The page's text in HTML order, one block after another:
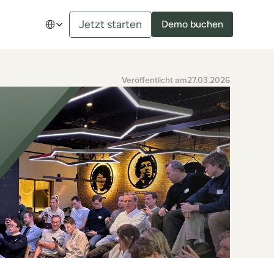
Select Language
Jetzt starten Demo buchen
Veröffentlicht am27.03.2026